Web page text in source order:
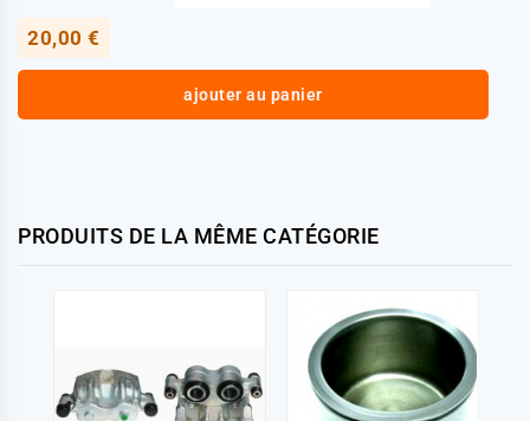
20,00 €
ajouter au panier
PRODUITS DE LA MÊME CATÉGORIE